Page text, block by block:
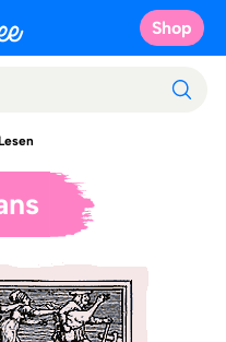
Shop